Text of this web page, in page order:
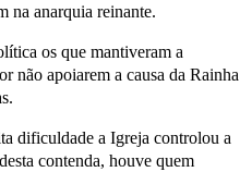
na anarquia reinante.
os que mantiveram a
não apoiarem a causa da Rainha
dificuldade a Igreja controlou a
contenda, houve quem